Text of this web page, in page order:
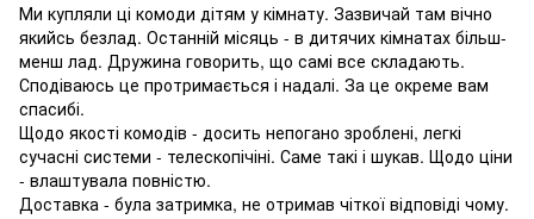
Ми купляли ці комоди дітям у кімнату. Зазвичай там вічно
якийсь безлад. Останній місяць - в дитячих кімнатах більш-
менш лад. Дружина говорить, що самі все складають.
Сподіваюсь це протримається і надалі. За це окреме вам
спасибі.
Щодо якості комодів - досить непогано зроблені, легкі
сучасні системи - телескопічіні. Саме такі і шукав. Щодо ціни
- влаштувала повністю.
Доставка - була затримка, не отримав чіткої відповіді чому.